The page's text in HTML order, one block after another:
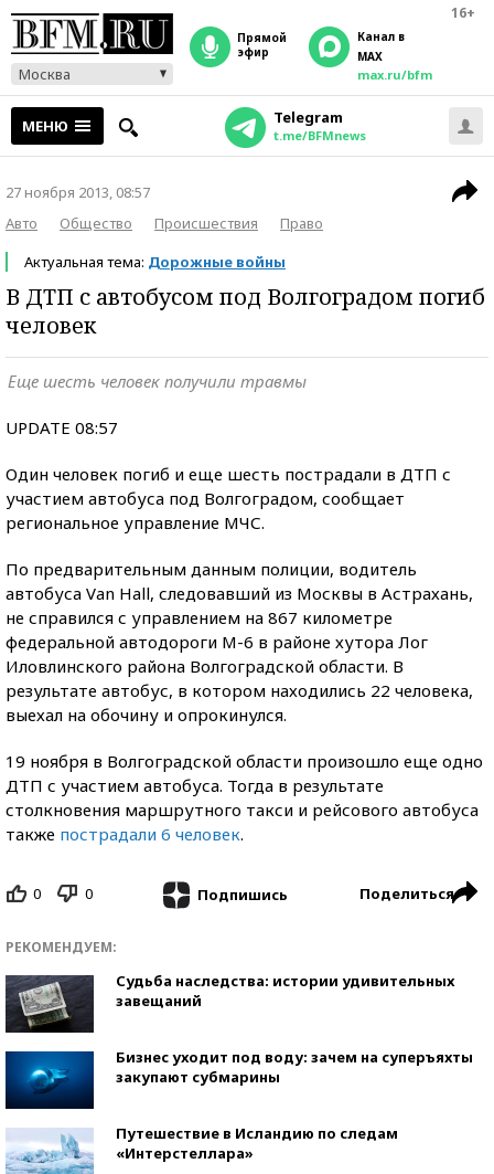
16+
Москва
прямой
эфир
Канал в
MAX
max.ru/bfm
МЕНЮ Telegram
t.me/BFMnews
27 ноября 2013, 08:57
Авто
Общество Происшествия
Право
Актуальная тема: Дорожные войны
В ДТП с автобусом под Волгоградом погиб
человек
Еще шесть человек получили травмы
UPDATE 08:57
Один человек погиб и еще шесть пострадали в ДТП с
участием автобуса под Волгоградом, сообщает
региональное управление МЧС.
По предварительным данным полиции, водитель
автобуса Van Hall, следовавший из Москвы в Астрахань,
не справился с управлением на 867 километре
федеральной автодороги М-6 в районе хутора Лог
Иловлинского района Волгоградской области. В
результате автобус, в котором находились 22 человека,
выехал на обочину и опрокинулся.
19 ноября в Волгоградской области произошло еще одно
ДТП с участием автобуса. Тогда в результате
столкновения маршрутного такси и рейсового автобуса
также пострадали 6 человек.
0 0 Подпишись Поделиться
РЕКОМЕНДУЕМ:
Судьба наследства: истории удивительных
завещаний
Бизнес уходит под воду: зачем на суперъяхты
закупают субмарины
Путешествие в Исландию по следам
«Интерстеллара»